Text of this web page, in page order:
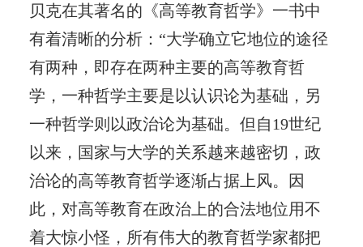
贝克在其著名的《高等教育哲学》一书中
有着清晰的分析：“大学确立它地位的途径
有两种，即存在两种主要的高等教育哲
学，一种哲学主要是以认识论为基础，另
一种哲学则以政治论为基础。但自19世纪
以来，国家与大学的关系越来越密切，政
治论的高等教育哲学逐渐占据上风。因
此，对高等教育在政治上的合法地位用不
着大惊小怪，所有伟大的教育哲学家都把